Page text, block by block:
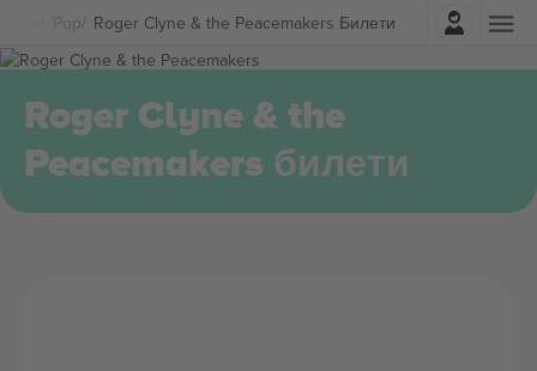
Pop Roger Clyne & the Peacemakers Билети
Најави се
Roger Clyne & the
Peacemakers билети